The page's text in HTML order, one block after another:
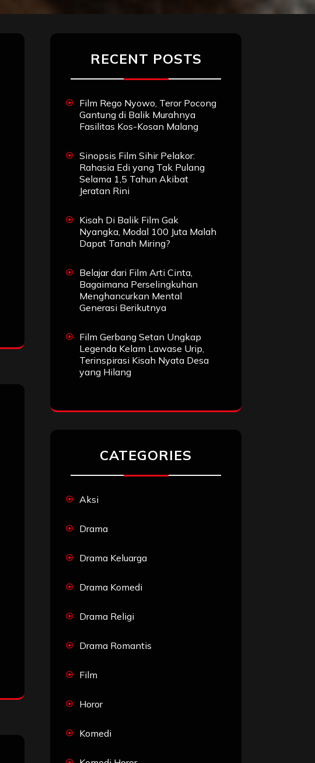
RECENT POSTS
Film Rego Nyowo, Teror Pocong
Gantung di Balik Murahnya
Fasilitas Kos-Kosan Malang
Sinopsis Film Sihir Pelakor:
Rahasia Edi yang Tak Pulang
Selama 1,5 Tahun Akibat
Jeratan Rini
Kisah Di Balik Film Gak
Nyangka, Modal 100 Juta Malah
Dapat Tanah Miring?
Belajar dari Film Arti Cinta,
Bagaimana Perselingkuhan
Menghancurkan Mental
Generasi Berikutnya
Film Gerbang Setan Ungkap
Legenda Kelam Lawase Urip,
Terinspirasi Kisah Nyata Desa
yang Hilang
CATEGORIES
Aksi
Drama
Drama Keluarga
Drama Komedi
Drama Religi
Drama Romantis
Film
Horor
Komedi